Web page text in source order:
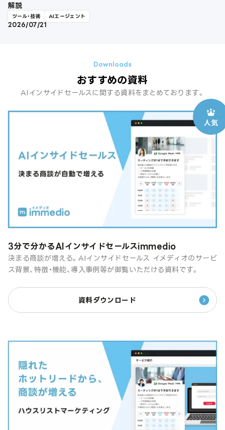
解説
ツール・技術 AIエージェント
2026/07/21
おすすめの資料
AIインサイドセールスに関する資料をまとめております。
3分で分かるAIインサイドセールスimmedio
決まる商談が増える。AIインサイドセールス イメディオのサービ
ス背景、特徴・機能、導入事例等が御覧いただける資料です。
資料ダウンロード